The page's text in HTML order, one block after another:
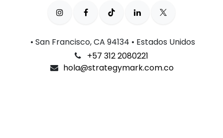
• San Francisco, CA 94134 • Estados Unidos
+57 312 2080221
hola@strategymark.com.co